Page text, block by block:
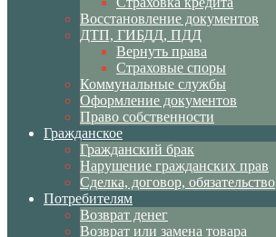
Восстановление документов
ДТП, ГИБДД, ПДД
Вернуть права
Страховые споры
Коммунальные службы
Оформление документов
Право собственности
Гражданское
Гражданский брак
Нарушение гражданских прав
Сделка, договор, обязательство
Потребителям
Возврат денег
Возврат или замена товара